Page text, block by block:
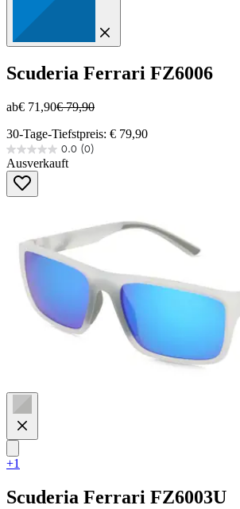
Scuderia Ferrari FZ6006
ab€ 71,90€ 79,90
30-Tage-Tiefstpreis: € 79,90
0.0 (0)
0.0
von
Sternen.
Ausverkauft
+1
Scuderia Ferrari FZ6003U